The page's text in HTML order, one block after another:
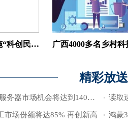
湖北黄石启动实施“科创民企”工程
精彩放送
2026年 全球电信服务器市场机会将达到140亿美元
市场份额将达85% 再创新高